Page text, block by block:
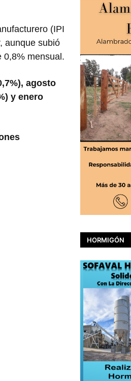
(IPI
aunque subió
0,8% mensual.
agosto
y enero
HORMIGÓN